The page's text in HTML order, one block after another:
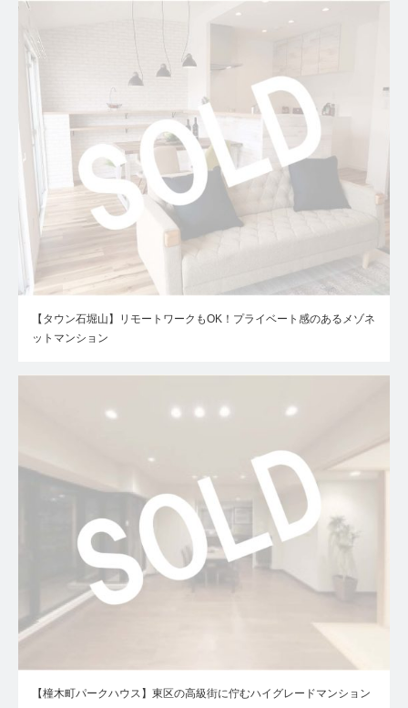
【タウン石堀山】リモートワークもOK！プライベート感のあるメゾネ
ットマンション
【橦木町パークハウス】東区の高級街に佇むハイグレードマンション